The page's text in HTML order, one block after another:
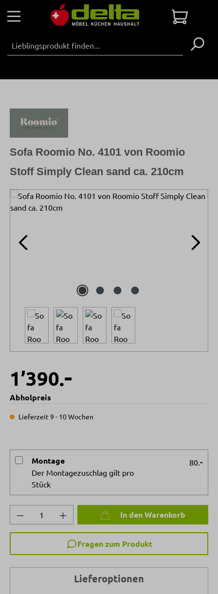
Zum Hauptinhalt springen
Bildergalerie überspringen
Sofa Roomio No. 4101 von Roomio
Stoff Simply Clean sand ca. 210cm
1’390.-
Abholpreis
Lieferzeit 9 - 10 Wochen
Montage
Der Montagezuschlag gilt pro
Stück
80.-
Produkt Anzahl: Gib den gewünschten
In den Warenkorb
Fragen zum Produkt
Lieferoptionen